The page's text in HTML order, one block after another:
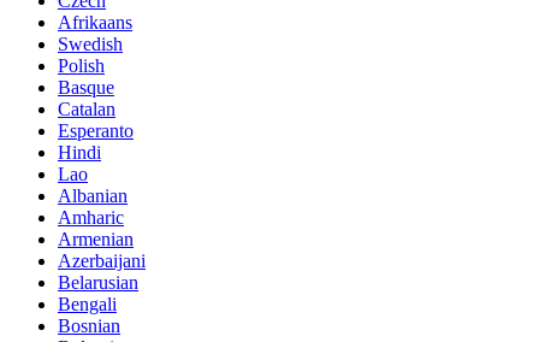
Afrikaans
Swedish
Polish
Basque
Catalan
Esperanto
Hindi
Lao
Albanian
Amharic
Armenian
Azerbaijani
Belarusian
Bengali
Bosnian